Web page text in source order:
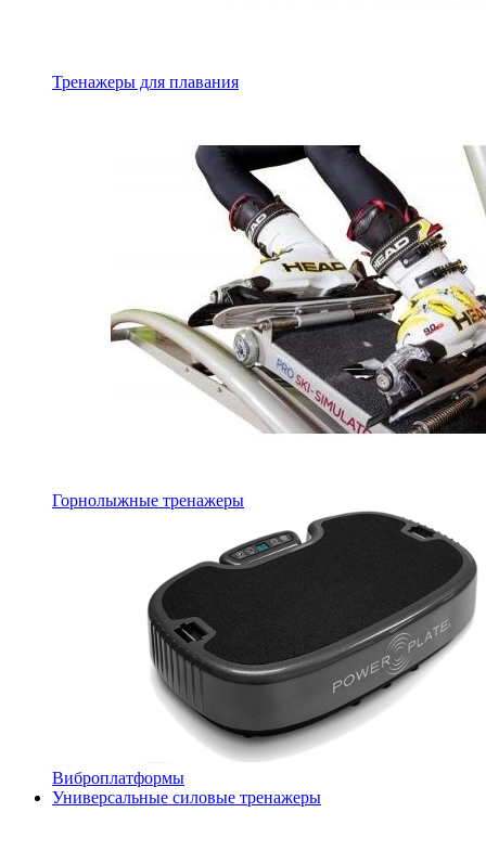
Тренажеры для плавания
Горнолыжные тренажеры
Виброплатформы
Универсальные силовые тренажеры